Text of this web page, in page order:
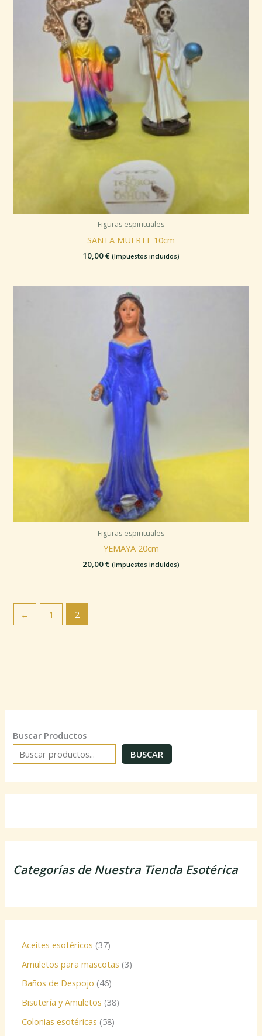
Buscar Productos
BUSCAR
Categorías de Nuestra Tienda Esotérica
Aceites esotéricos 37
Amuletos para mascotas 3
Baños de Despojo 46
Bisutería y Amuletos 38
Colonias esotéricas 58
Figuras espirituales
SANTA MUERTE 10cm
10,00€ (Impuestos incluidos)
Figuras espirituales
YEMAYA 20cm
20,00€ (Impuestos incluidos)
← 1 2